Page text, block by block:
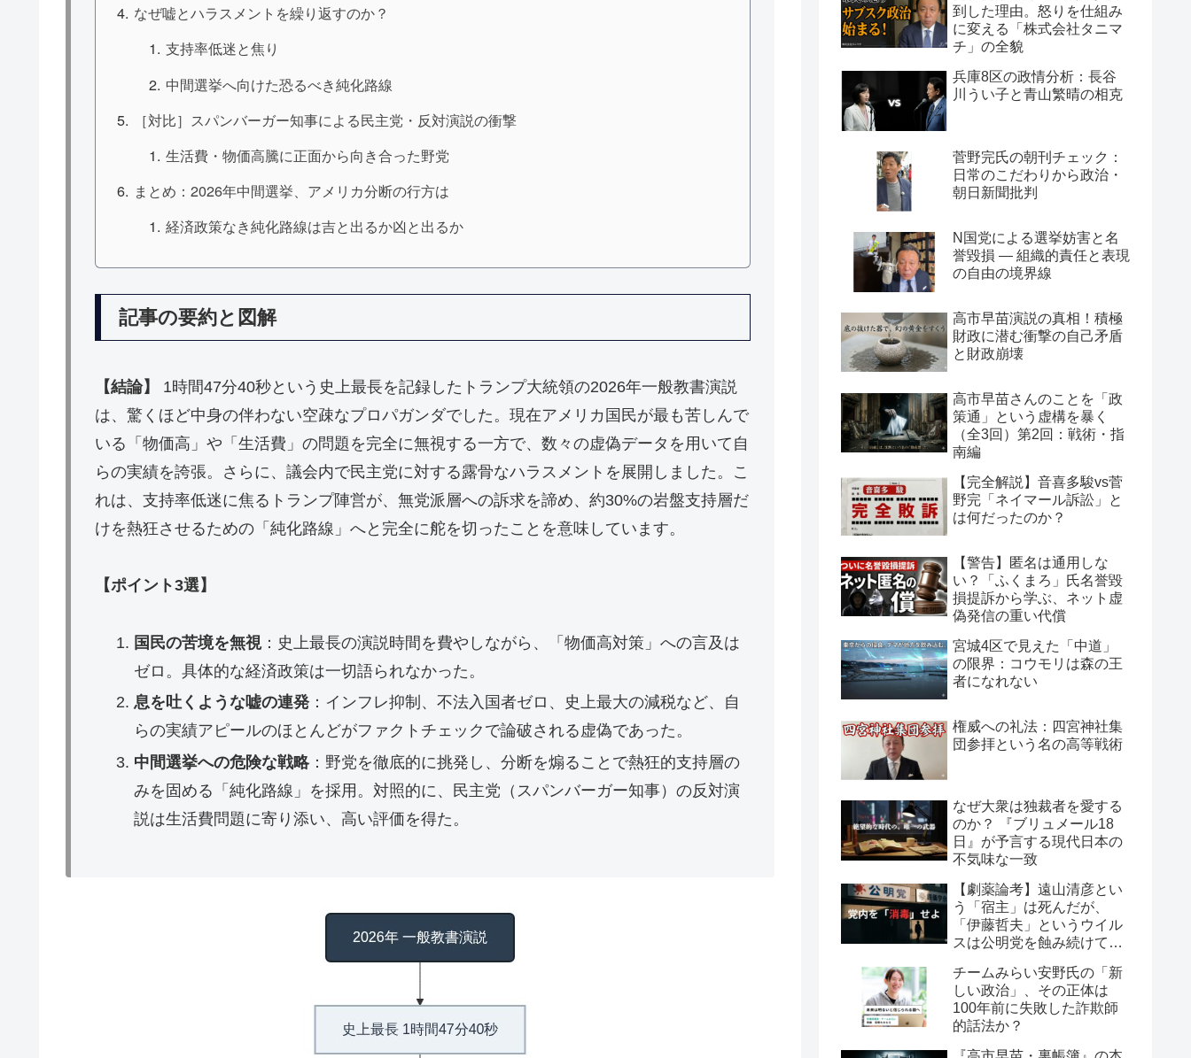
なぜ嘘とハラスメントを繰り返すのか？
支持率低迷と焦り
中間選挙へ向けた恐るべき純化路線
［対比］スパンバーガー知事による民主党・反対演説の衝撃
生活費・物価高騰に正面から向き合った野党
まとめ：2026年中間選挙、アメリカ分断の行方は
経済政策なき純化路線は吉と出るか凶と出るか
記事の要約と図解
【結論】
1時間47分40秒という史上最長を記録したトランプ大統領の2026年一般教書演説
は、驚くほど中身の伴わない空疎なプロパガンダでした。現在アメリカ国民が最も苦しんで
いる「物価高」や「生活費」の問題を完全に無視する一方で、数々の虚偽データを用いて自
らの実績を誇張。さらに、議会内で民主党に対する露骨なハラスメントを展開しました。こ
れは、支持率低迷に焦るトランプ陣営が、無党派層への訴求を諦め、約30%の岩盤支持層だ
けを熱狂させるための「純化路線」へと完全に舵を切ったことを意味しています。
【ポイント3選】
国民の苦境を無視：史上最長の演説時間を費やしながら、「物価高対策」への言及は
ゼロ。具体的な経済政策は一切語られなかった。
息を吐くような嘘の連発：インフレ抑制、不法入国者ゼロ、史上最大の減税など、自
らの実績アピールのほとんどがファクトチェックで論破される虚偽であった。
中間選挙への危険な戦略：野党を徹底的に挑発し、分断を煽ることで熱狂的支持層の
みを固める「純化路線」を採用。対照的に、民主党（スパンバーガー知事）の反対演
説は生活費問題に寄り添い、高い評価を得た。
到した理由。怒りを仕組み
に変える「株式会社タニマ
チ」の全貌
兵庫8区の政情分析：長谷
川うい子と青山繁晴の相克
菅野完氏の朝刊チェック：
日常のこだわりから政治・
朝日新聞批判
N国党による選挙妨害と名
誉毀損 ― 組織的責任と表現
の自由の境界線
高市早苗演説の真相！積極
財政に潜む衝撃の自己矛盾
と財政崩壊
高市早苗さんのことを「政
策通」という虚構を暴く
（全3回）第2回：戦術・指
南編
【完全解説】音喜多駿vs菅
野完「ネイマール訴訟」と
は何だったのか？
【警告】匿名は通用しな
い？「ふくまろ」氏名誉毀
損提訴から学ぶ、ネット虚
偽発信の重い代償
宮城4区で見えた「中道」
の限界：コウモリは森の王
者になれない
権威への礼法：四宮神社集
団参拝という名の高等戦術
なぜ大衆は独裁者を愛する
のか？ 『ブリュメール18
日』が予言する現代日本の
不気味な一致
【劇薬論考】遠山清彦とい
う「宿主」は死んだが、
「伊藤哲夫」というウイル
スは公明党を蝕み続けてい
チームみらい安野氏の「新
しい政治」、その正体は
100年前に失敗した詐欺師
的話法か？